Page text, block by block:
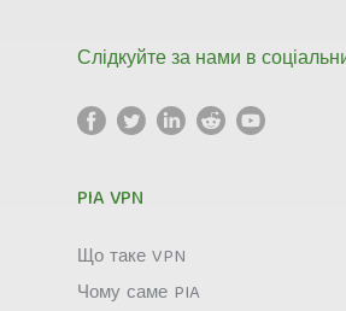
Слідкуйте за нами в
PIA VPN
Що таке VPN
Чому саме PIA